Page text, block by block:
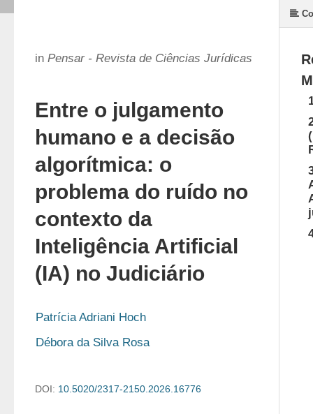
in Pensar - Revista de Ciências Jurídicas
Entre o julgamento
humano e a decisão
algorítmica: o
problema do ruído no
contexto da
Inteligência Artificial
(IA) no Judiciário
Patrícia Adriani Hoch
Débora da Silva Rosa
DOI: 10.5020/2317-2150.2026.16776